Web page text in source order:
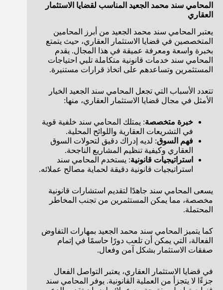
المحامي سند محمد الجعيد المناسب لقضايا الاستثمار
العقاري
يعتبر المحامي سند محمد الجعيد من أبرز المحامين
المتخصصين في قضايا الاستثمار العقاري، حيث يتمتع
بخبرة واسعة ومعرفة عميقة في هذا المجال. يقدم
المحامي سند خدمات قانونية متكاملة تلبي احتياجات
المستثمرين وتساعدهم على اتخاذ قرارات مستنيرة.
تتعدد الأسباب التي تجعل المحامي سند الجعيد الخيار
الأمثل في مجال قضايا الاستثمار العقاري، منها:
خبرة متخصصة: يمتلك المحامي سند خلفية قوية
في التشريعات العقارية واللوائح المحلية.
فهم السوق: لديه إدراك دقيق لتحولات السوق
العقاري وكيفية تنظيم المشاريع الناجحة.
استراتيجيات قانونية: يستخدم المحامي سند
استراتيجيات قانونية دقيقة لحماية مصالح عملائه.
يسعى المحامي سند جاهدًا لتقديم استشارات قانونية
مخصصة، مما يمكن المستثمرين من تجنب المخاطر
المحتملة.
كما يتميز المحامي سند محمد الجعيد بمهارات التفاوض
الفعالة، التي يمكن أن تلعب دورًا حاسمًا في إتمام
صفقات الاستثمار بشكل آمن وفعال.
في قضايا الاستثمار العقاري، يعتبر التواصل الفعال
جزءًا لا يتجزأ من العملية القانونية. يوفر المحامي سند